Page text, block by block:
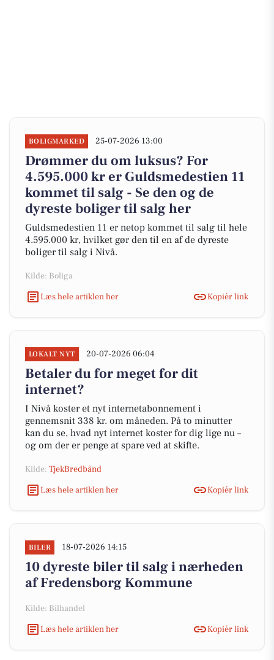
BOLIGMARKED 25-07-2026 13:00
Drømmer du om luksus? For
4.595.000 kr er Guldsmedestien 11
kommet til salg - Se den og de
dyreste boliger til salg her
Guldsmedestien 11 er netop kommet til salg til hele
4.595.000 kr, hvilket gør den til en af de dyreste
boliger til salg i Nivå.
Kilde: Boliga
Læs hele artiklen her
Kopiér link
LOKALT NYT 20-07-2026 06:04
Betaler du for meget for dit
internet?
I Nivå koster et nyt internetabonnement i
gennemsnit 338 kr. om måneden. På to minutter
kan du se, hvad nyt internet koster for dig lige nu –
og om der er penge at spare ved at skifte.
Kilde: TjekBredbånd
Læs hele artiklen her
Kopiér link
BILER 18-07-2026 14:15
10 dyreste biler til salg i nærheden
af Fredensborg Kommune
Kilde: Bilhandel
Læs hele artiklen her
Kopiér link